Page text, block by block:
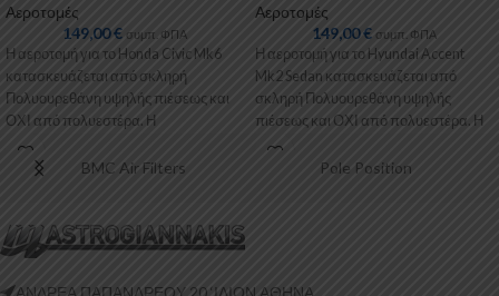
Αεροτομές
149,00€ συμπ. ΦΠΑ
Η αεροτομή για το Honda Civic Mk6
κατασκευάζεται από σκληρή
Πολυουρεθάνη υψηλής πιέσεως και
ΟΧΙ από πολυεστέρα. Η
Πολυουρεθάνη είναι
Αεροτομές
149,00€ συμπ. ΦΠΑ
Η αεροτομή για το Hyundai Accent
Mk2 Sedan κατασκευάζεται από
σκληρή Πολυουρεθάνη υψηλής
πιέσεως και ΟΧΙ από πολυεστέρα. Η
Πολυουρεθάνη
BMC Air Filters Pole Position